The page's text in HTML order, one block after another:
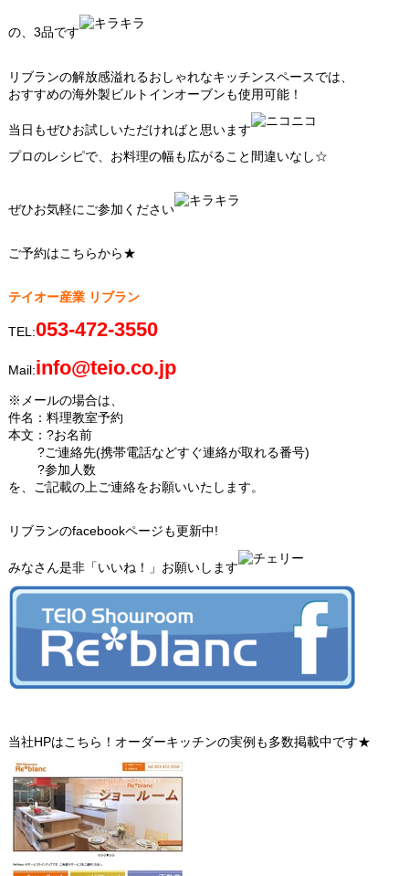
の、3品です
リブランの解放感溢れるおしゃれなキッチンスペースでは、
おすすめの海外製ビルトインオーブンも使用可能！
当日もぜひお試しいただければと思います
プロのレシピで、お料理の幅も広がること間違いなし☆
ぜひお気軽にご参加ください
ご予約はこちらから★
テイオー産業 リブラン
TEL:053-472-3550
Mail:info@teio.co.jp
※メールの場合は、
件名：料理教室予約
本文：?お名前
?ご連絡先(携帯電話などすぐ連絡が取れる番号)
?参加人数
を、ご記載の上ご連絡をお願いいたします。
リブランのfacebookページも更新中!
みなさん是非「いいね！」お願いします
当社HPはこちら！オーダーキッチンの実例も多数掲載中です★